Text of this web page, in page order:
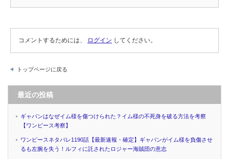
コメントするためには、 ログイン してください。
トップページに戻る
最近の投稿
ギャバンはなぜイム様を傷つけられた？イム様の不死身を破る方法を考察
【ワンピース考察】
ワンピースネタバレ1190話【最新速報・確定】ギャバンがイム様を負傷させ
るも左腕を失う！ルフィに託されたロジャー海賊団の意志